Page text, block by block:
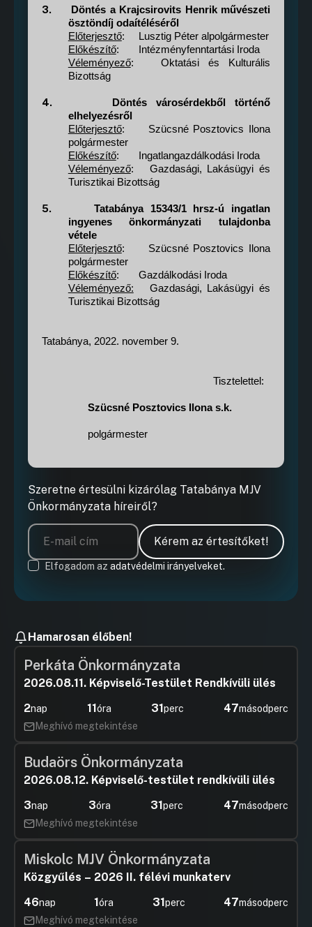
3.
Döntés a Krajcsirovits Henrik művészeti
ösztöndíj odaítéléséről
Előterjesztő:
Lusztig Péter alpolgármester
Előkészítő:
Intézményfenntartási Iroda
Véleményező:
Oktatási és Kulturális
Bizottság
4.
Döntés városérdekből történő
elhelyezésről
Előterjesztő:
Szücsné Posztovics Ilona
polgármester
Előkészítő:
Ingatlangazdálkodási Iroda
Véleményező:
Gazdasági, Lakásügyi és
Turisztikai Bizottság
5.
Tatabánya 15343/1 hrsz-ú ingatlan
ingyenes önkormányzati tulajdonba
vétele
Előterjesztő:
Szücsné Posztovics Ilona
polgármester
Előkészítő:
Gazdálkodási Iroda
Véleményező:
Gazdasági, Lakásügyi és
Turisztikai Bizottság
Tatabánya, 2022. november 9.
Tisztelettel:
Szücsné Posztovics Ilona s.k.
polgármester
Szeretne értesülni kizárólag Tatabánya MJV
Önkormányzata híreiről?
Kérem az értesítőket!
Elfogadom az adatvédelmi irányelveket.
Hamarosan élőben!
Perkáta Önkormányzata
2026.08.11. Képviselő-Testület Rendkívüli ülés
2nap 11óra 31perc 47másodperc
Meghívó megtekintése
Budaörs Önkormányzata
2026.08.12. Képviselő-testület rendkívüli ülés
3nap 3óra 31perc 47másodperc
Meghívó megtekintése
Miskolc MJV Önkormányzata
Közgyűlés – 2026 II. félévi munkaterv
46nap 1óra 31perc 47másodperc
Meghívó megtekintése